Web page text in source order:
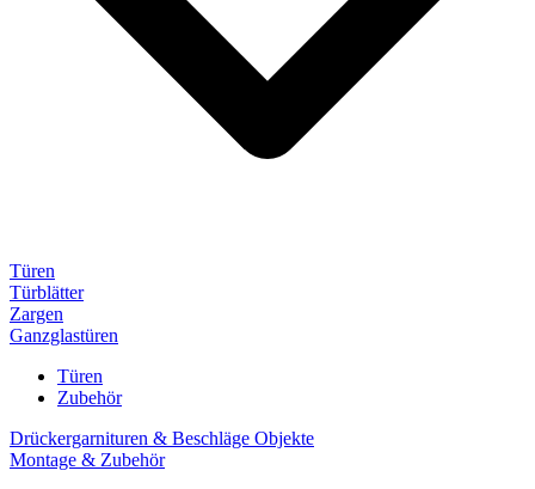
Türen
Türblätter
Zargen
Ganzglastüren
Türen
Zubehör
Drückergarnituren & Beschläge Objekte
Montage & Zubehör